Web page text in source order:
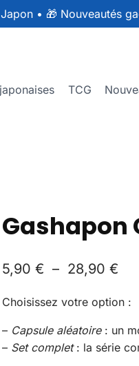
• 🎁 Nouveautés
TCG
Gashapon
5,90 € – 28,90 €
Choisissez votre option :
– Capsule aléatoire: un
– Set complet: la série